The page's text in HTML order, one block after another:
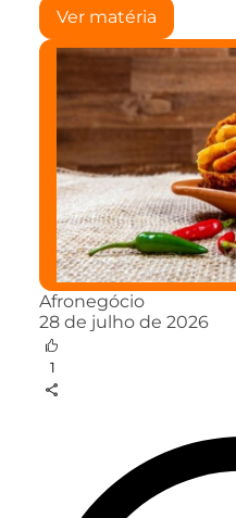
Ver matéria
Afronegócio
28 de julho de 2026
1